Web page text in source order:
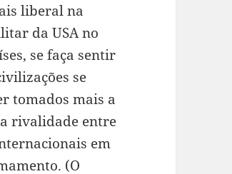
liberal na
da USA no
se faça sentir
se
tomados mais a
rivalidade entre
em
(O